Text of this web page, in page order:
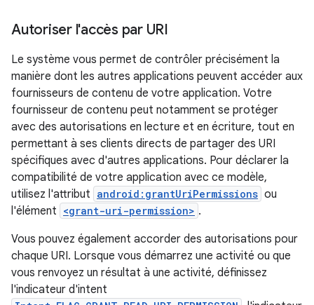
Autoriser l'accès par URI
Le système vous permet de contrôler précisément la
manière dont les autres applications peuvent accéder aux
fournisseurs de contenu de votre application. Votre
fournisseur de contenu peut notamment se protéger
avec des autorisations en lecture et en écriture, tout en
permettant à ses clients directs de partager des URI
spécifiques avec d'autres applications. Pour déclarer la
compatibilité de votre application avec ce modèle,
utilisez l'attribut android:grantUriPermissions ou
l'élément <grant-uri-permission> .
Vous pouvez également accorder des autorisations pour
chaque URI. Lorsque vous démarrez une activité ou que
vous renvoyez un résultat à une activité, définissez
l'indicateur d'intent